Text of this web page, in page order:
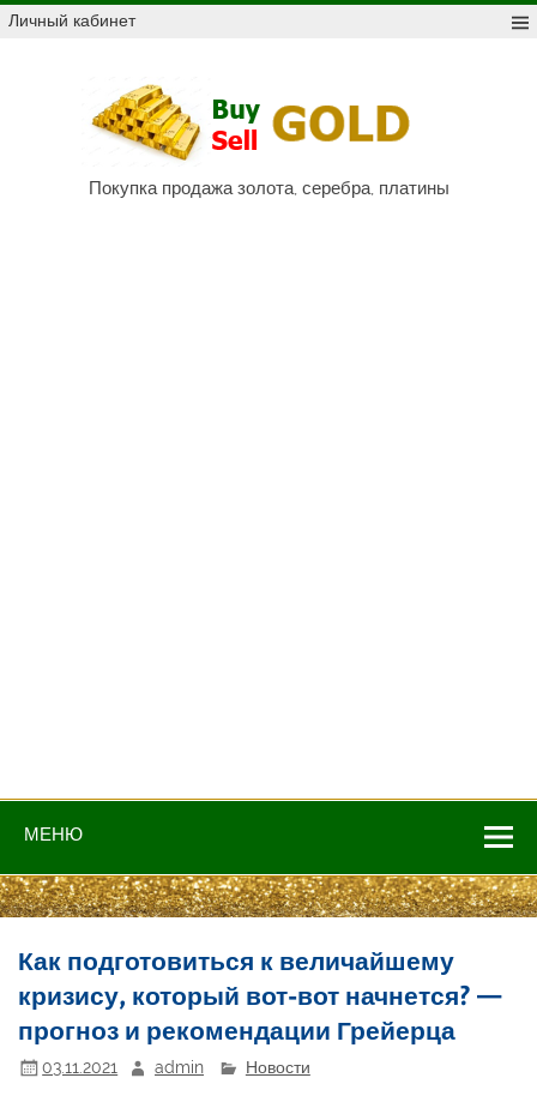
Skip
toЛичный кабинет
Покупка продажа золота, серебра, платины
МЕНЮ
Как подготовиться к величайшему
кризису, который вот-вот начнется? —
прогноз и рекомендации Грейерца
03.11.2021 admin Новости